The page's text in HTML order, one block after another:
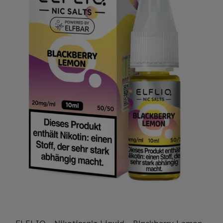
hergestellt und unter strengen Qualitätskontrollen
produziert. Es ist frei von künstlichen Farb- und
Konservierungsstoffen und bietet somit ein reines und
authentisches Geschmacksprofil.